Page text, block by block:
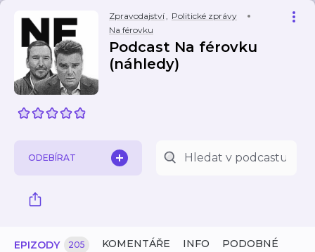
Zpravodajství, Politické zprávy
Na férovku
Podcast Na férovku
(náhledy)
ODEBÍRAT
EPIZODY 205 KOMENTÁŘE INFO PODOBNÉ